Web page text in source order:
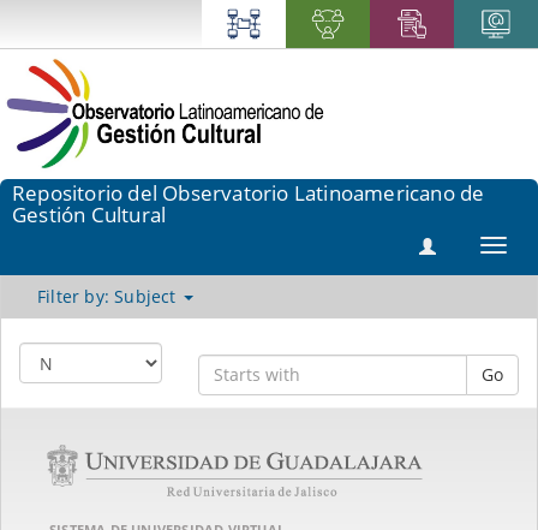
Repositorio del Observatorio Latinoamericano de
Gestión Cultural
Filter by: Subject
Go